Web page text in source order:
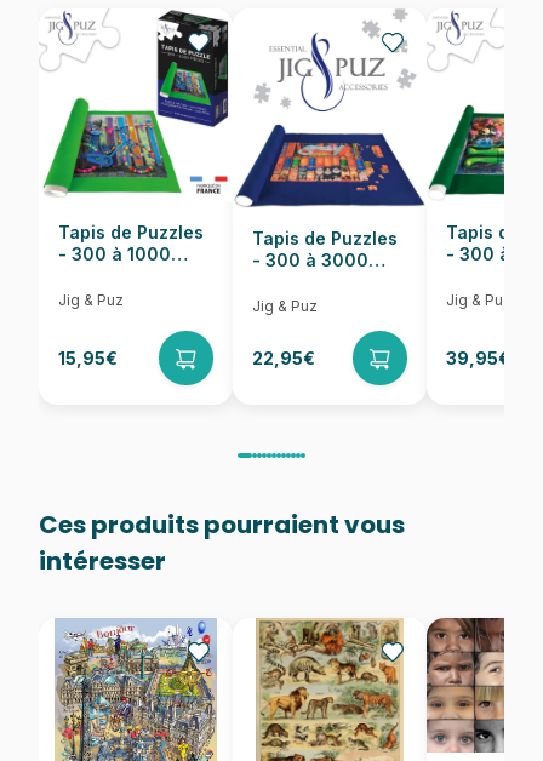
EAN 3663384337680
Nombre de pièces 1000 pièces
Dimensions 69 x 48 cm
Tapis de Puzzles
- 300 à 1000
Jig & Puz
15,95€
Tapis de Puzzles
- 300 à 3000
Jig & Puz
22,95€
Tapis de
- 300 à
Jig & Puz
39,95€
Ces produits pourraient vous
intéresser